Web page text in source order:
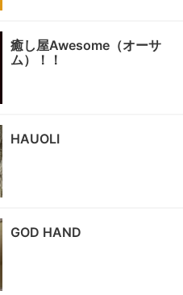
癒し屋Awesome（オーサ
ム）！！
HAUOLI
GOD HAND